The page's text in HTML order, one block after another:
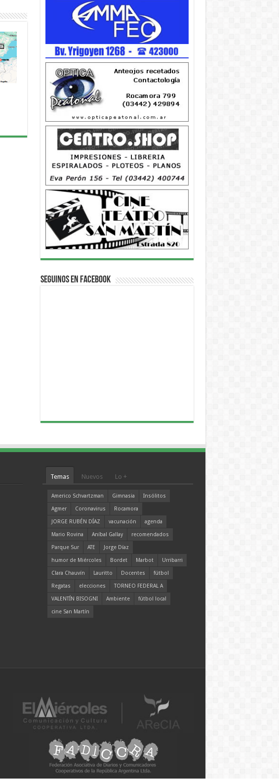
Seguinos en Facebook
Temas Nuevos Lo +
Americo Schvartzman Gimnasia
Insólitos
Agmer
Coronavirus
Rocamora
JORGE RUBÉN DÍAZ
vacunación
agenda
Mario Rovina
Aníbal Gallay
recomendados
Parque Sur
ATE
Jorge Díaz
humor de Miércoles
Bordet Marbot
Urribarri
Clara Chauvín
Lauritto Docentes
fútbol
Regatas
elecciones
TORNEO FEDERAL A
VALENTÍN BISOGNI
Ambiente
fútbol local
cine San Martín